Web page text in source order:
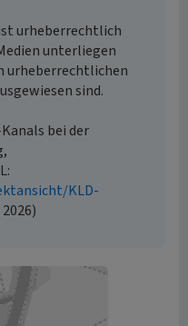
urheberrechtlich
unterliegen
urheberrechtlichen
sind.
bei der
KLD-